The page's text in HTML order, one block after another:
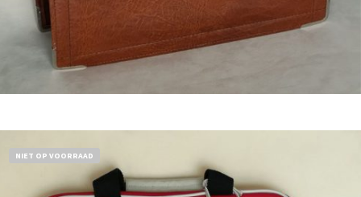
NIET OP VOORRAAD